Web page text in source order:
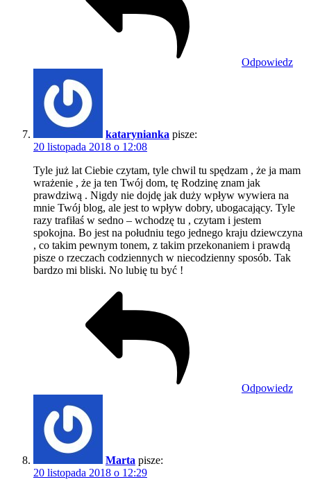
Odpowiedz
katarynianka pisze:
20 listopada 2018 o 12:08
Tyle już lat Ciebie czytam, tyle chwil tu spędzam , że ja mam
wrażenie , że ja ten Twój dom, tę Rodzinę znam jak
prawdziwą . Nigdy nie dojdę jak duży wpływ wywiera na
mnie Twój blog, ale jest to wpływ dobry, ubogacający. Tyle
razy trafiłaś w sedno – wchodzę tu , czytam i jestem
spokojna. Bo jest na południu tego jednego kraju dziewczyna
, co takim pewnym tonem, z takim przekonaniem i prawdą
pisze o rzeczach codziennych w niecodzienny sposób. Tak
bardzo mi bliski. No lubię tu być !
Odpowiedz
Marta pisze:
20 listopada 2018 o 12:29